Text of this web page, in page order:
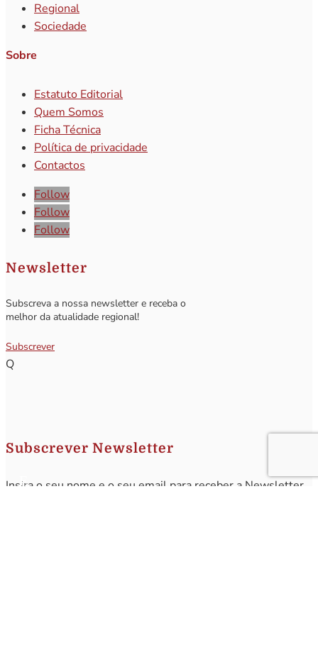
Regional
Sociedade
Sobre
Estatuto Editorial
Quem Somos
Ficha Técnica
Política de privacidade
Contactos
Follow
Follow
Follow
Newsletter
Subscreva a nossa newsletter e receba o
melhor da atualidade regional!
Subscrever
Q
Subscrever Newsletter
Insira o seu nome e o seu email para receber a Newsletter.